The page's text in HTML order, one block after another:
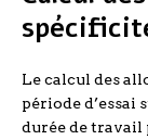
Le calcul des
période d’essai
durée de travail